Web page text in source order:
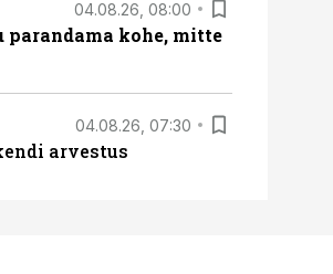
04.08.26, 08:00
parandama kohe, mitte
04.08.26, 07:30
arvestus